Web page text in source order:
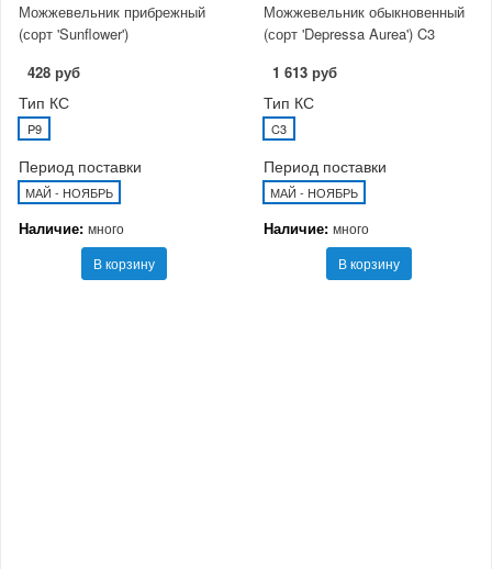
Можжевельник прибрежный
(сорт 'Sunflower')
428 руб
Тип КС
P9
Период поставки
МАЙ - НОЯБРЬ
Наличие: много
В корзину
Можжевельник обыкновенный
(сорт 'Depressa Aurea') C3
1 613 руб
Тип КС
C3
Период поставки
МАЙ - НОЯБРЬ
Наличие: много
В корзину